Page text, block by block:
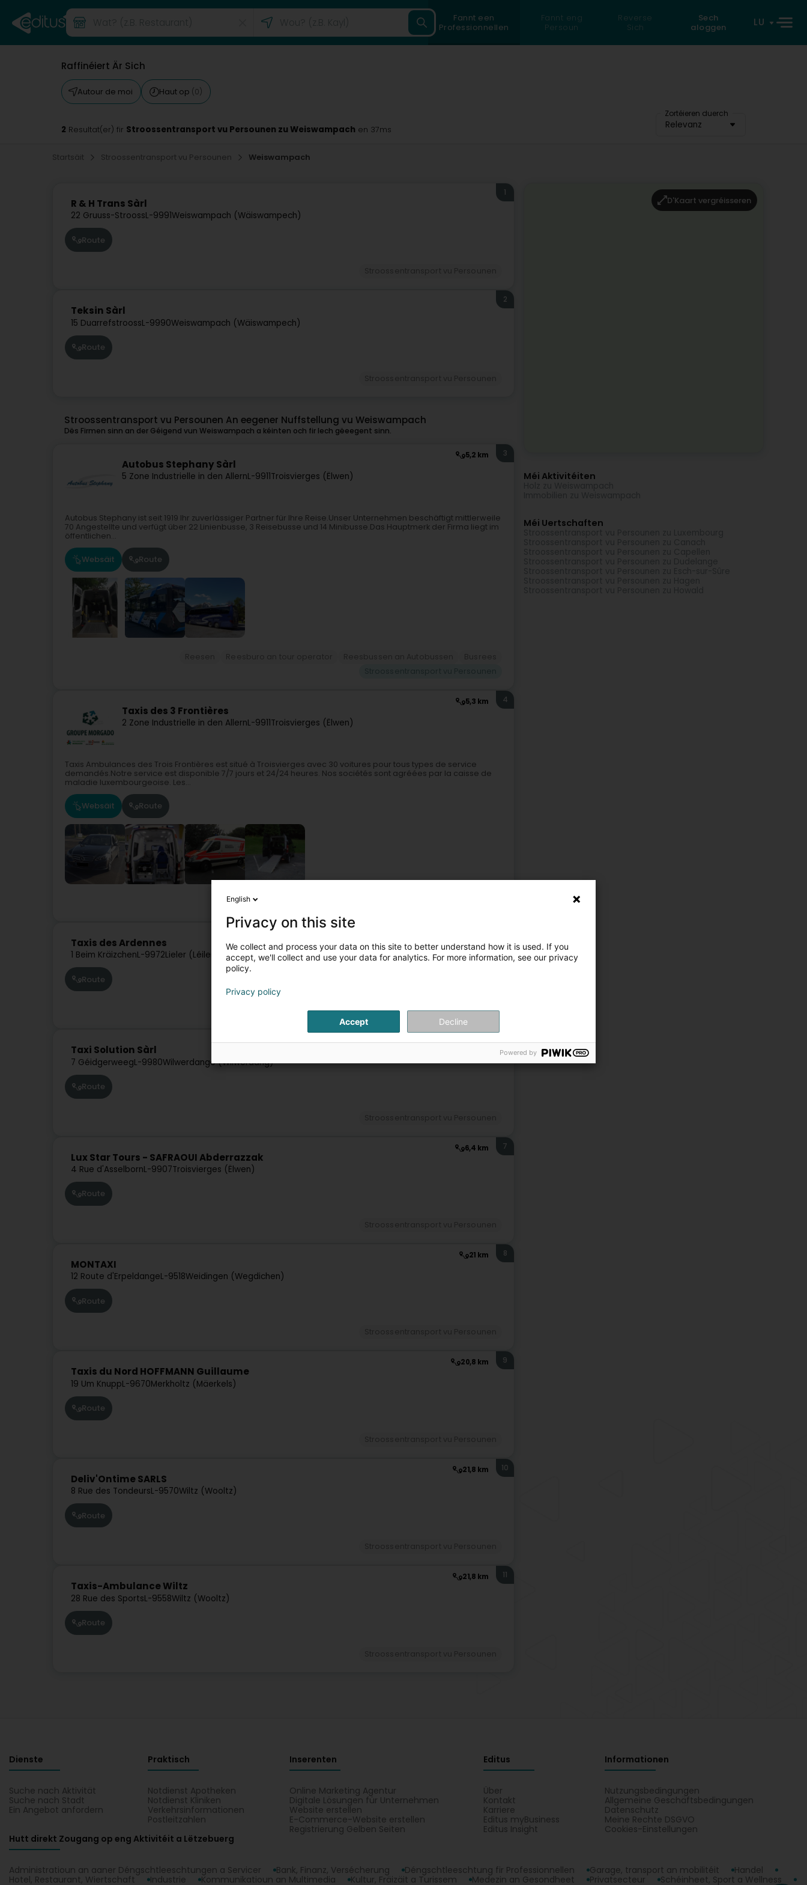
Fannt een
Professionnellen
Fannt eng
Persoun
Reverse
Sich
Sech
aloggen
LU
Raffinéiert Är Sich
Autour de moi Haut op (0)
Zortéieren duerch
Relevanz
2 Resultat(er) fir Stroossentransport vu Persounen zu Weiswampach en 37ms
Startsäit Stroossentransport vu Persounen Weiswampach
R & H Trans Sàrl
22 Gruuss-StroossL-9991Weiswampach (Wäiswampech)
1
Route
Teksin Sàrl
15 DuarrefstroossL-9990Weiswampach (Wäiswampech)
2
Route
Stroossentransport vu Persounen An eegener Nuffstellung vu Weiswampach
Dës Firmen sinn an der Géigend vun Weiswampach a kéinten och fir Iech gëeegent sinn.
5,2 km
Autobus Stephany Sàrl
5 Zone Industrielle in den AllernL-9911Troisvierges (Ëlwen)
3
Autobus Stephany ist seit 1919 Ihr zuverlässiger Partner für Ihre Reise.Unser Unternehmen beschäftigt mittlerweile
70 Angestellte und verfügt über 22 Linienbusse, 3 Reisebusse und 14 Minibusse.Das Hauptmerk der Firma liegt im
öffentlichen...
Websäit Route
5,3 km
Taxis des 3 Frontières
2 Zone Industrielle in den AllernL-9911Troisvierges (Ëlwen)
4
Taxis Ambulances des Trois Frontières est situé à Troisvierges avec 30 voitures pour tous types de service
demandés.Notre service est disponible 7/7 jours et 24/24 heures. Nos sociétés sont agréées par la caisse de
maladie luxembourgeoise. Les...
Websäit Route
Stroossentransport vu Persounen
Taxis des Ardennes
1 Beim KräizchenL-9972Lieler (Léiler)
Route
Stroossentransport vu Persounen
3,8 km
Taxi Solution Sàrl
7 GéidgerweegL-9980Wilwerdange (Wilwerdang)
Route
6,4 km
Lux Star Tours - SAFRAOUI Abderrazzak
4 Rue d'AsselbornL-9907Troisvierges (Ëlwen)
7
Route
21 km
MONTAXI
12 Route d'ErpeldangeL-9518Weidingen (Wegdichen)
8
Route
20,8 km
Taxis du Nord HOFFMANN Guillaume
19 Um KnuppL-9670Merkholtz (Mäerkels)
9
Route
21,8 km
Deliv'Ontime SARLS
8 Rue des TondeursL-9570Wiltz (Wooltz)
10
Route
21,8 km
Taxis-Ambulance Wiltz
28 Rue des SportsL-9558Wiltz (Wooltz)
11
Route
D'Kaart vergréisseren
Méi Aktivitéiten
Méi Uertschaften
Dienste
Suche nach Aktivität
Suche nach Stadt
Ein Angebot anfordern
Praktisch
Notdienst Apotheken
Notdienst Kliniken
Verkehrsinformationen
Postleitzahlen
Inserenten
Online Marketing Agentur
Digitale Lösungen für Unternehmen
Website erstellen
E-Commerce-Website erstellen
Registrierung Gelben Seiten
Editus
Über
Kontakt
Karriere
Editus myBusiness
Editus Insight
Informationen
Nutzungsbedingungen
Allgemeine Geschäftsbedingungen
Datenschutz
Meine Rechte DSGVO
Cookies-Einstellungen
Hutt direkt Zougang op eng Aktivitéit a Lëtzebuerg
Administratioun an aaner Déngschtleeschtungen a Servicer Bank, Finanz, Versécherung Déngschtleeschtung fir Professionnellen Garage, transport an mobilitéit
Handel
Hotel, Restaurant, Wiertschaft
Industrie Kommunikatioun an Multimedia Kultur, Fräizäit a Turissem Medezin an Gesondheet Privatsecteur
Schéinheet, Sport a Wellness
English
Privacy on this site
We collect and process your data on this site to better understand how it is used. If you
accept, we'll collect and use your data for analytics. For more information, see our privacy
policy.
Privacy policy
Accept Decline
Powered by